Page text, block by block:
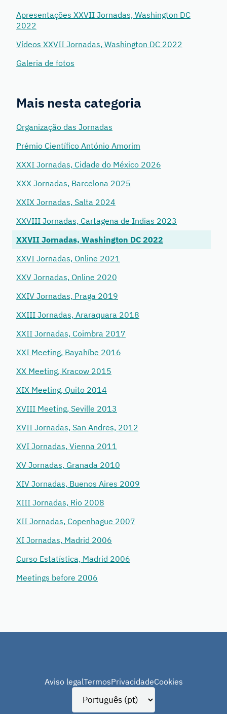
Apresentações XXVII Jornadas, Washington DC
2022
Vídeos XXVII Jornadas, Washington DC 2022
Galeria de fotos
Mais nesta categoria
Organização das Jornadas
Prémio Científico António Amorim
XXXI Jornadas, Cidade do México 2026
XXX Jornadas, Barcelona 2025
XXIX Jornadas, Salta 2024
XXVIII Jornadas, Cartagena de Indias 2023
XXVII Jornadas, Washington DC 2022
XXVI Jornadas, Online 2021
XXV Jornadas, Online 2020
XXIV Jornadas, Praga 2019
XXIII Jornadas, Araraquara 2018
XXII Jornadas, Coimbra 2017
XXI Meeting, Bayahíbe 2016
XX Meeting, Kracow 2015
XIX Meeting, Quito 2014
XVIII Meeting, Seville 2013
XVII Jornadas, San Andres, 2012
XVI Jornadas, Vienna 2011
XV Jornadas, Granada 2010
XIV Jornadas, Buenos Aires 2009
XIII Jornadas, Rio 2008
XII Jornadas, Copenhague 2007
XI Jornadas, Madrid 2006
Curso Estatística, Madrid 2006
Meetings before 2006
Aviso legalTermosPrivacidadeCookies